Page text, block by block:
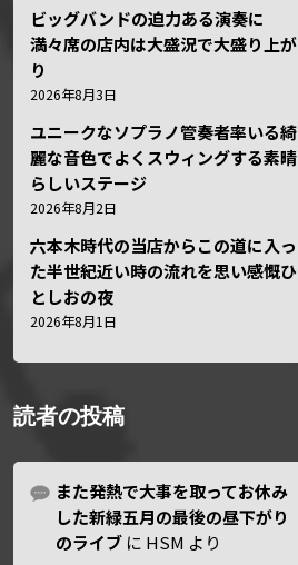
ビッグバンドの迫力ある演奏に
満々席の店内は大盛況で大盛り上が
り
2026年8月3日
ユニークなソプラノ管奏者率いる綺
麗な音色でよくスウィングする素晴
らしいステージ
2026年8月2日
六本木時代の当店からこの道に入っ
た半世紀近い時の流れを思い感慨ひ
としおの夜
2026年8月1日
読者の投稿
また発熱で大事を取ってお休み
した新緑五月の最後の昼下がり
のライブ に HSM より